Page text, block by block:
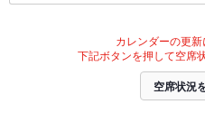
カレンダーの更新
下記ボタンを押して空席
空席状況